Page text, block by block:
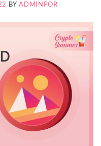
BYADMINPOR